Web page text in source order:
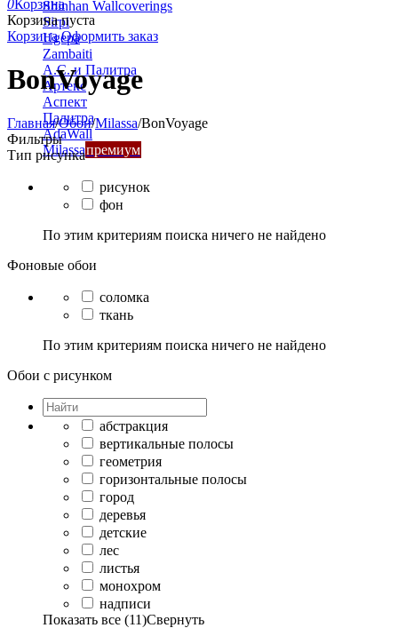
Shinhan Wallcoverings
Sirpi
Ugepa
Zambaiti
А.С. и Палитра
Артекс
Аспект
Палитра
AdaWall
Milassaпремиум
0Корзина
Корзина пуста
Корзина Оформить заказ
BonVoyage
Главная/Обои/Milassa/BonVoyage
Фильтры
Тип рисунка
рисунок
фон
По этим критериям поиска ничего не найдено
Фоновые обои
соломка
ткань
По этим критериям поиска ничего не найдено
Обои с рисунком
абстракция
вертикальные полосы
геометрия
горизонтальные полосы
город
деревья
детские
лес
листья
монохром
надписи
Показать все (11)Свернуть